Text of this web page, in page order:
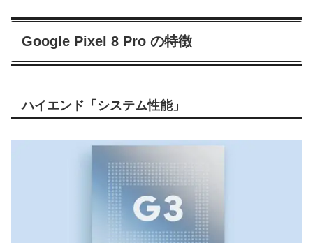
Google Pixel 8 Pro の特徴
ハイエンド「システム性能」